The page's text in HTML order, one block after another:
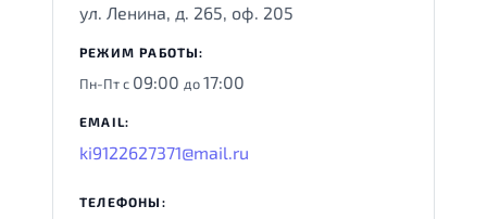
ул. Ленина, д. 265, оф. 205
РЕЖИМ РАБОТЫ:
Пн-Пт с 09:00 до17:00
EMAIL:
ki9122627371@mail.ru
ТЕЛЕФОНЫ: